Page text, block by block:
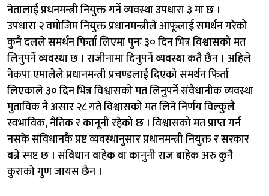
नेतालाई प्रधनमन्त्री नियुक्त गर्ने व्यवस्था उपधारा ३ मा छ ।
उपधारा २ वमोजिम नियुक्त प्रधानमन्त्रीले आफूलाई समर्थन गरेको
कुनै दलले समर्थन फिर्ता लिएमा पुनः ३० दिन भित्र विश्वासको मत
लिनुपर्ने व्यवस्था छ । राजीनामा दिनुपर्ने व्यवस्था कतै छैन । अहिले
नेकपा एमालेले प्रधानमन्त्री प्रचण्डलाई दिएको समर्थन फिर्ता
लिएकाले ३० दिन भित्र विश्वासको मत लिनुपर्ने संवैधानीक व्यवस्था
मुताविक नै असार २८ गते विश्वासको मत लिने निर्णय विल्कुलै
स्वभाविक, नैतिक र कानूनी रहेको छ । विश्वासको मत प्राप्त गर्न
नसके संविधानकै प्रष्ट व्यवस्थानुसार प्रधानमन्त्री नियुक्त र सरकार
बन्ने स्पष्ट छ । संविधान वाहेक वा कानुनी राज बाहेक अरु कुनै
कुराको गुण जायस छैन ।